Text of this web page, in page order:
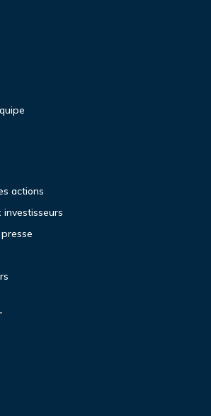
actions